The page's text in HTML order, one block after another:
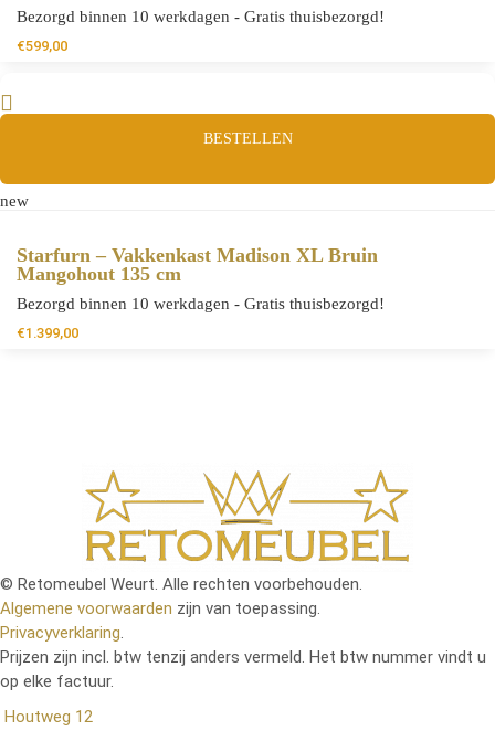
Bezorgd binnen 10 werkdagen - Gratis thuisbezorgd!
€599,00
BESTELLEN
new
Starfurn – Vakkenkast Madison XL Bruin
Mangohout 135 cm
Bezorgd binnen 10 werkdagen - Gratis thuisbezorgd!
€1.399,00
© Retomeubel Weurt. Alle rechten voorbehouden.
Algemene voorwaarden zijn van toepassing.
Privacyverklaring.
Prijzen zijn incl. btw tenzij anders vermeld. Het btw nummer vindt u
op elke factuur.
Houtweg 12